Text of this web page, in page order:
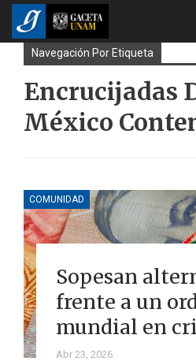
Navegación Por Etiqueta
Encrucijadas
México
COMUNIDAD
Sopesan
frente a un
mundial en
Abr 23, 2026